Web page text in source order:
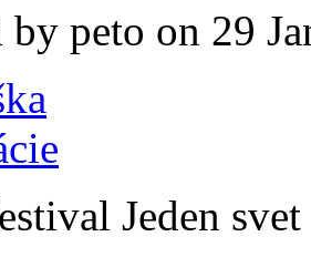
by peto on 29
Jeden